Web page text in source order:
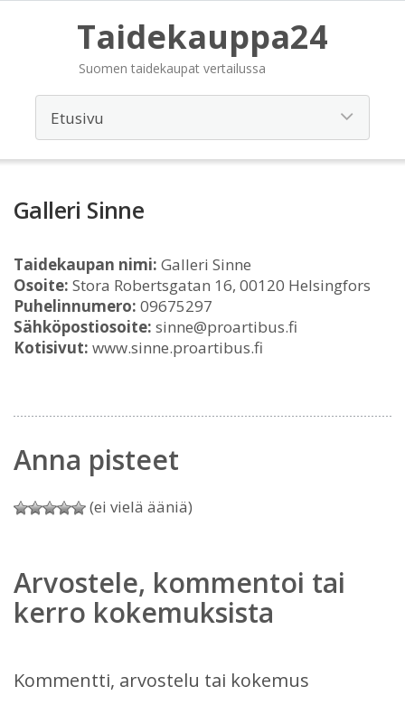
Taidekauppa24
Suomen taidekaupat vertailussa
Galleri Sinne
Taidekaupan nimi: Galleri Sinne
Osoite: Stora Robertsgatan 16, 00120 Helsingfors
Puhelinnumero: 09675297
Sähköpostiosoite: sinne@proartibus.fi
Kotisivut: www.sinne.proartibus.fi
Anna pisteet
(ei vielä ääniä)
Arvostele, kommentoi tai
kerro kokemuksista
Kommentti, arvostelu tai kokemus